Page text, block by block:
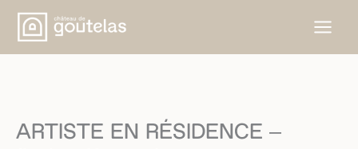
Skip
content
ARTISTE EN RÉSIDENCE –